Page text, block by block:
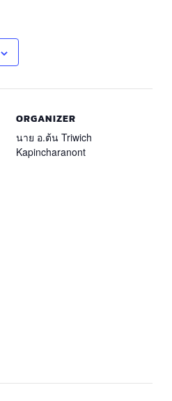
ORGANIZER
นาย อ.ต้น Triwich
Kapincharanont